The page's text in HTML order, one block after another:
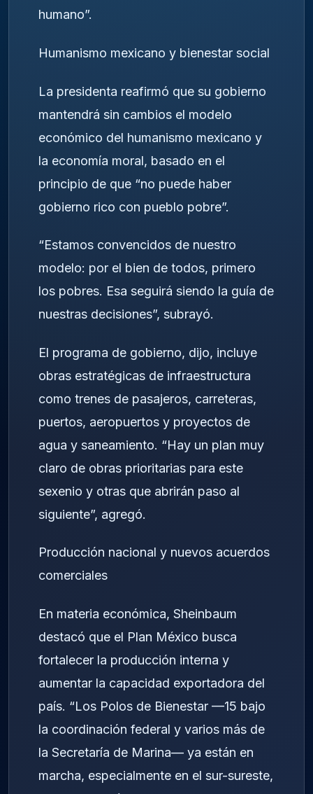
humano”.
Humanismo mexicano y bienestar social
La presidenta reafirmó que su gobierno
mantendrá sin cambios el modelo
económico del humanismo mexicano y
la economía moral, basado en el
principio de que “no puede haber
gobierno rico con pueblo pobre”.
“Estamos convencidos de nuestro
modelo: por el bien de todos, primero
los pobres. Esa seguirá siendo la guía de
nuestras decisiones”, subrayó.
El programa de gobierno, dijo, incluye
obras estratégicas de infraestructura
como trenes de pasajeros, carreteras,
puertos, aeropuertos y proyectos de
agua y saneamiento. “Hay un plan muy
claro de obras prioritarias para este
sexenio y otras que abrirán paso al
siguiente”, agregó.
Producción nacional y nuevos acuerdos
comerciales
En materia económica, Sheinbaum
destacó que el Plan México busca
fortalecer la producción interna y
aumentar la capacidad exportadora del
país. “Los Polos de Bienestar —15 bajo
la coordinación federal y varios más de
la Secretaría de Marina— ya están en
marcha, especialmente en el sur-sureste,